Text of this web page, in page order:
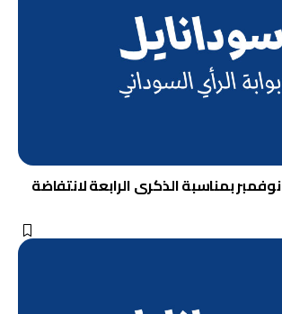
بيان من حركه 27 نوفمبر بمناسبة الذكرى الرابعة لانتفاضة